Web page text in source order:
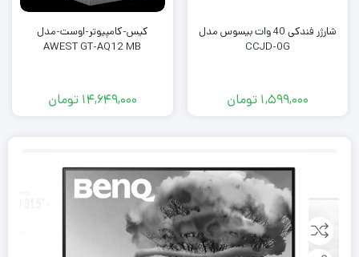
شارژر فندکی 40 وات بیسوس مدل
CCJD-0G
1,599,000 تومان
کیس-کامپیوتر-اوست-مدل
AWEST GT-AQ12 MB
14,649,000 تومان